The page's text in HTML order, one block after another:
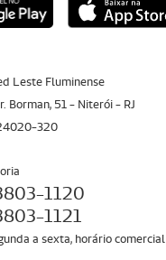
Leste Fluminense
Borman, 51 - Niterói - RJ
320
1120
1121
a sexta, horário comercial